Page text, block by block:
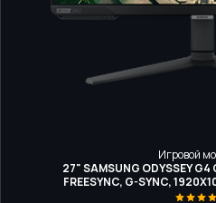
Игровой
27" SAMSUNG ODYSSEY
FREESYNC, G-SYNC,